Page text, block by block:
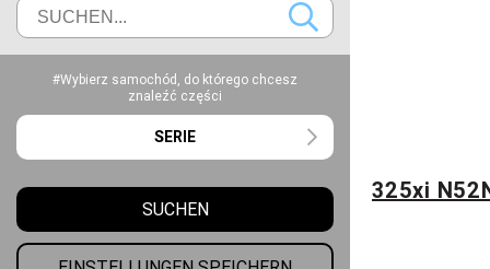
#Wybierz samochód, do którego chcesz
znaleźć części
SERIE
SUCHEN
325xi